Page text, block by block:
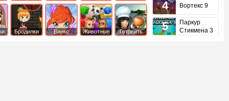
Диснея
Хейзел
Бродилки Винкс Животные
Готовить
Вортекс 9
Паркур
Стикмена 3